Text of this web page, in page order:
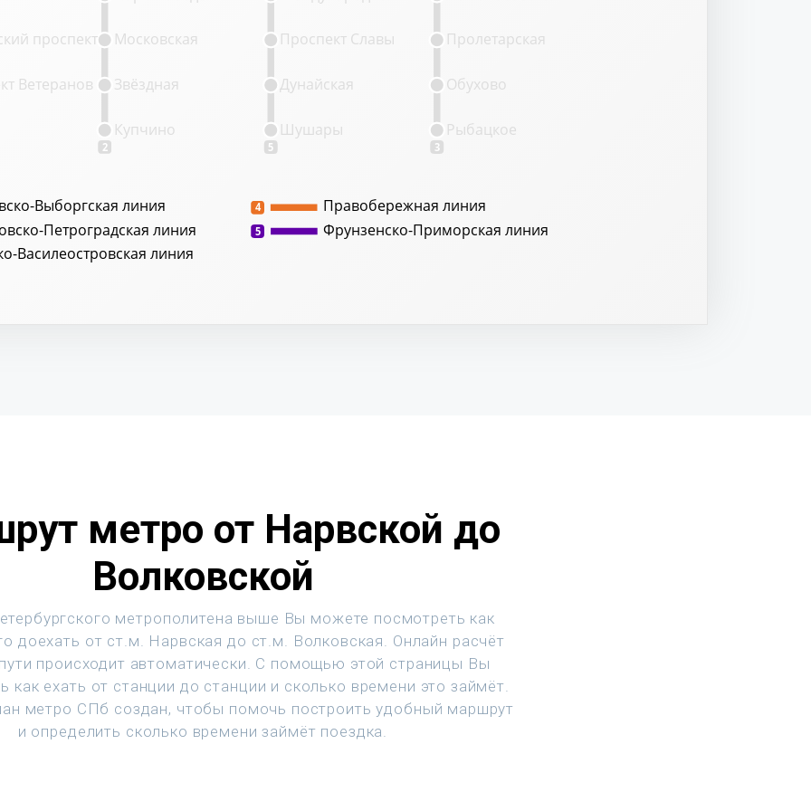
Выборгская линия
Петроградская линия
Василеостровская линия
Правобережная линия
4
Фрунзенско-Приморская линия
5
2 5 3
Ветеранов
проспект
Купчино
Звёздная
Московская
Рыбацкое
Обухово
Пролетарская
Проспект Славы
Дунайская
Шушары
метро от Нарвской до
Волковской
метрополитена выше Вы можете посмотреть как
доехать от ст.м. Нарвская до ст.м. Волковская. Онлайн расчёт
происходит автоматически. С помощью этой страницы Вы
как ехать от станции до станции и сколько времени это займёт.
метро СПб создан, чтобы помочь построить удобный маршрут
и определить сколько времени займёт поездка.